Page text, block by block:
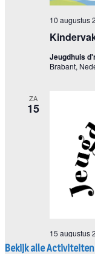
Bekijk alle Activiteiten